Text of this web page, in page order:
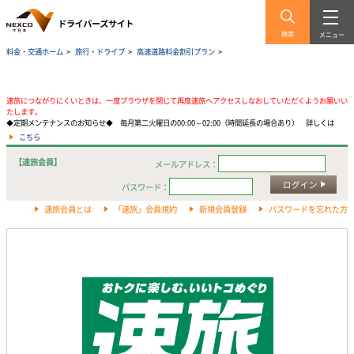
検索 メニュー
料金・交通ホーム > 旅行・ドライブ > 高速道路料金割引プラン >
速旅につながりにくいときは、一度ブラウザを閉じて再度速旅へアクセスしなおしていただくようお願いい
たします。
◆定期メンテナンスのお知らせ◆ 毎月第二火曜日の00:00～02:00（時間延長の場合あり） 詳しくは
こちら
【速旅会員】
メールアドレス：
パスワード：
ログイン
速旅会員とは 「速旅」会員規約 新規会員登録 パスワードを忘れた方